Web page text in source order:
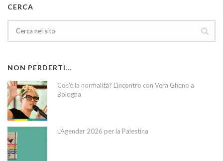
CERCA
NON PERDERTI…
Cos’è la normalità? L’incontro con Vera Gheno a
Bologna
L’Agender 2026 per la Palestina